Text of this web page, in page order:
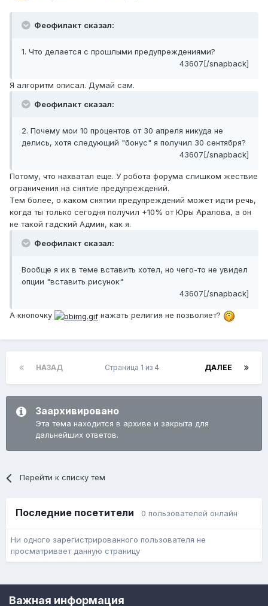
Феофилакт сказал:
1. Что делается с прошлыми предупреждениями?
43607[/snapback]
Я алгоритм описал. Думай сам.
Феофилакт сказал:
2. Почему мои 10 процентов от 30 апреля никуда не
делись, хотя следующий "бонус" я получил 30 сентября?
43607[/snapback]
Потому, что нахватал еще. У робота форума слишком жествие
ограничения на снятие предупреждений.
Тем более, о каком снятии предупреждений может идти речь,
когда ты только сегодня получил +10% от Юры Аралова, а он
не такой гадский Админ, как я.
Феофилакт сказал:
Вообще я их в теме вставить хотел, но чего-то не увидел
опции "вставить рисунок"
43607[/snapback]
А кнопочку нажать религия не позволяет?
НАЗАД ДАЛЕЕ
Страница 1 из 4
Заархивировано
Эта тема находится в архиве и закрыта для
дальнейших ответов.
Перейти к списку тем
Последние посетители 0 пользователей онлайн
Ни одного зарегистрированного пользователя не
просматривает данную страницу
Важная информация